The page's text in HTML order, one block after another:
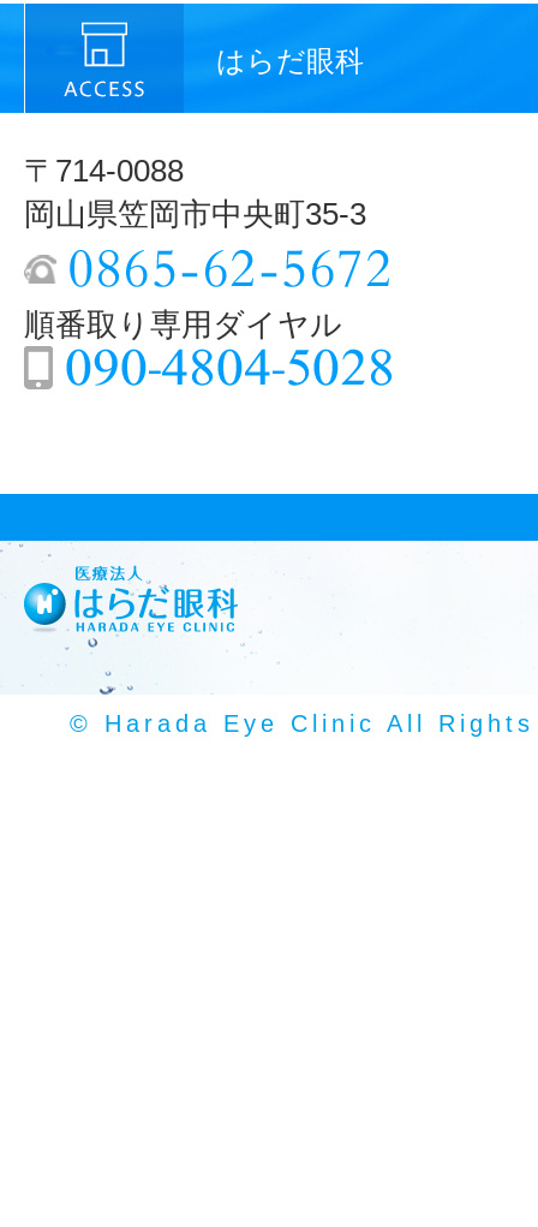
はらだ眼科
〒714-0088
岡山県笠岡市中央町35-3
順番取り専用ダイヤル
© Harada Eye Clinic All